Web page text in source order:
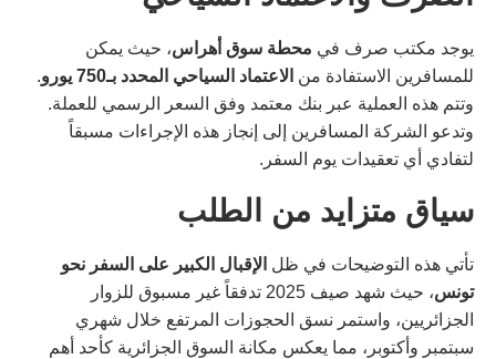
يوجد مكتب صرف في محطة سوق أهراس، حيث يمكن
للمسافرين الاستفادة من الاعتماد السياحي المحدد بـ750 يورو
.
وتتم هذه العملية عبر بنك معتمد وفق السعر الرسمي للعملة.
وتدعو الشركة المسافرين إلى إنجاز هذه الإجراءات مسبقاً
لتفادي أي تعقيدات يوم السفر.
سياق متزايد من الطلب
تأتي هذه التوضيحات في ظل الإقبال الكبير على السفر نحو
تونس
، حيث شهد صيف 2025 تدفقاً غير مسبوق للزوار
الجزائريين، واستمر نسق الحجوزات المرتفع خلال شهري
سبتمبر وأكتوبر، مما يعكس مكانة السوق الجزائرية كأحد أهم